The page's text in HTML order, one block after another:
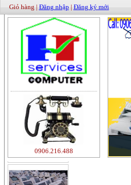
Giỏ hàng | Đăng nhập | Đăng ký mới
0906.216.488
500000